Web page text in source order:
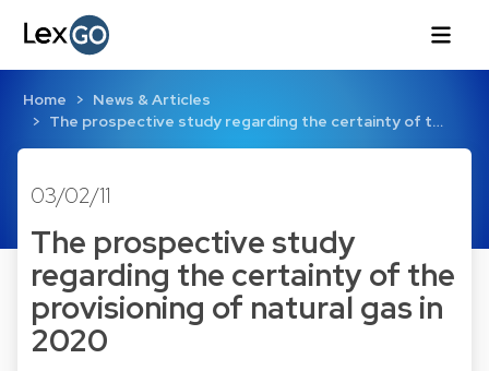
Home
News & Articles
The prospective study regarding the certainty of t…
03/02/11
The prospective study
regarding the certainty of the
provisioning of natural gas in
2020